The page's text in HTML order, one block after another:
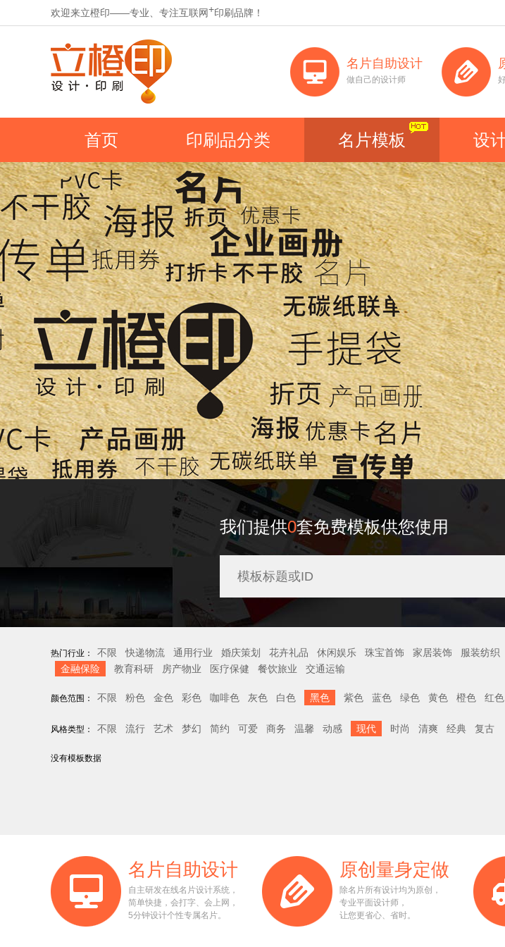
欢迎来立橙印——专业、专注互联网+印刷品牌！
名片自助设计
做自己的设计师
首页 印刷品分类 名片模板 设
我们提供0套免费模板供您使用
热门行业： 不限 快递物流 通用行业 婚庆策划 花卉礼品 休闲娱乐 珠宝首饰 家居装饰 服装纺织
金融保险
教育科研 房产物业 医疗保健 餐饮旅业 交通运输
颜色范围： 不限 粉色 金色 彩色 咖啡色 灰色 白色 黑色 紫色 蓝色 绿色 黄色 橙色 红色
风格类型： 不限 流行 艺术 梦幻 简约 可爱 商务 温馨 动感 现代 时尚 清爽 经典 复古
没有模板数据
名片自助设计
自主研发在线名片设计系统，
简单快捷，会打字、会上网，
5分钟设计个性专属名片。
原创量身定做
除名片所有设计均为原创，
专业平面设计师，
让您更省心、省时。